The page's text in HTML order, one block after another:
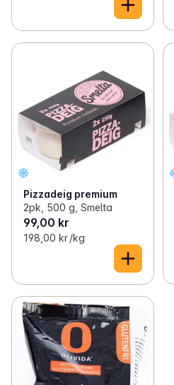
Pizzadeig premium
2pk, 500 g, Smelta
99,00 kr
198,00 kr /kg